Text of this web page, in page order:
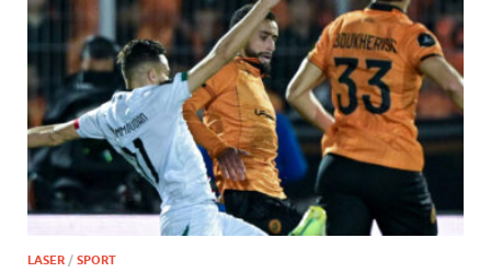
LASER / SPORT